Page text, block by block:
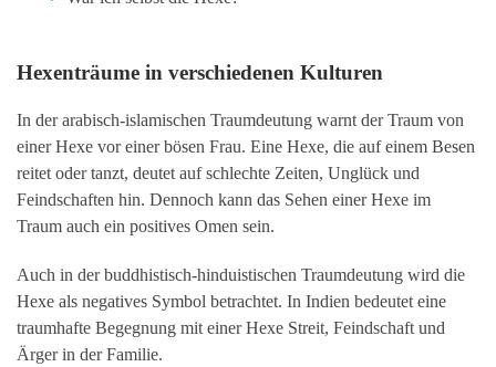
Hexenträume in verschiedenen Kulturen
In der arabisch-islamischen Traumdeutung warnt der Traum von
einer Hexe vor einer bösen Frau. Eine Hexe, die auf einem Besen
reitet oder tanzt, deutet auf schlechte Zeiten, Unglück und
Feindschaften hin. Dennoch kann das Sehen einer Hexe im
Traum auch ein positives Omen sein.
Auch in der buddhistisch-hinduistischen Traumdeutung wird die
Hexe als negatives Symbol betrachtet. In Indien bedeutet eine
traumhafte Begegnung mit einer Hexe Streit, Feindschaft und
Ärger in der Familie.